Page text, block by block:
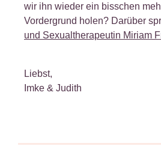
wir ihn wieder ein bisschen
Vordergrund holen? Darüber
und Sexualtherapeutin Miriam
Liebst,
Imke & Judith